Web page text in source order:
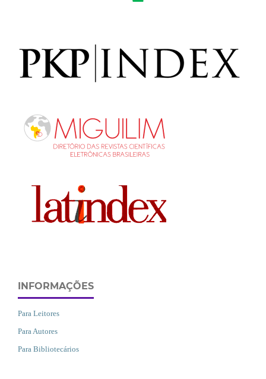
INFORMAÇÕES
Para Leitores
Para Autores
Para Bibliotecários